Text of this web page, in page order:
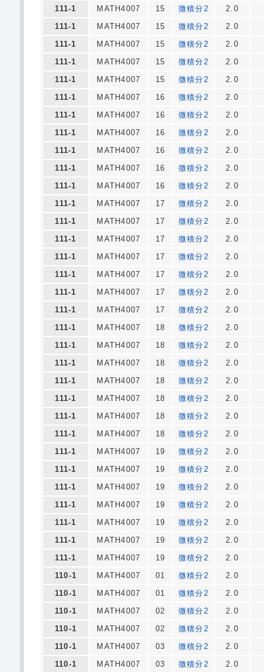
111-1
MATH4007 15 微積分2
2.0
111-1
MATH4007 15 微積分2
2.0
111-1
MATH4007 15 微積分2
2.0
111-1
MATH4007 15 微積分2
2.0
111-1
MATH4007 15 微積分2
2.0
111-1
MATH4007 16 微積分2
2.0
111-1
MATH4007 16 微積分2
2.0
111-1
MATH4007 16 微積分2
2.0
111-1
MATH4007 16 微積分2
2.0
111-1
MATH4007 16 微積分2
2.0
111-1
MATH4007 16 微積分2
2.0
111-1
MATH4007 17 微積分2
2.0
111-1
MATH4007 17 微積分2
2.0
111-1
MATH4007 17 微積分2
2.0
111-1
MATH4007 17 微積分2
2.0
111-1
MATH4007 17 微積分2
2.0
111-1
MATH4007 17 微積分2
2.0
111-1
MATH4007 17 微積分2
2.0
111-1
MATH4007 18 微積分2
2.0
111-1
MATH4007 18 微積分2
2.0
111-1
MATH4007 18 微積分2
2.0
111-1
MATH4007 18 微積分2
2.0
111-1
MATH4007 18 微積分2
2.0
111-1
MATH4007 18 微積分2
2.0
111-1
MATH4007 18 微積分2
2.0
111-1
MATH4007 19 微積分2
2.0
111-1
MATH4007 19 微積分2
2.0
111-1
MATH4007 19 微積分2
2.0
111-1
MATH4007 19 微積分2
2.0
111-1
MATH4007 19 微積分2
2.0
111-1
MATH4007 19 微積分2
2.0
111-1
MATH4007 19 微積分2
2.0
110-1
MATH4007 01 微積分2
2.0
110-1
MATH4007 01 微積分2
2.0
110-1
MATH4007 02 微積分2
2.0
110-1
MATH4007 02 微積分2
2.0
110-1
MATH4007 03 微積分2
2.0
110-1
MATH4007 03 微積分2
2.0